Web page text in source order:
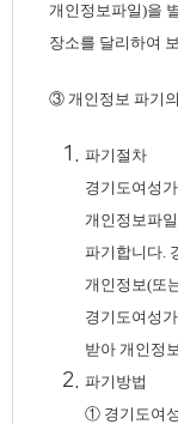
개인정보파일)을
장소를 달리하여
③ 개인정보 파기
파기절차
경기도여성
개인정보파
파기합니다.
개인정보(또
경기도여성
받아 개인정
파기방법
① 경기도여